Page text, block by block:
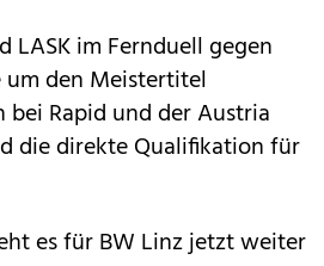
LASK im Fernduell gegen
den Meistertitel
Rapid und der Austria
die direkte Qualifikation für
es für BW Linz jetzt weiter